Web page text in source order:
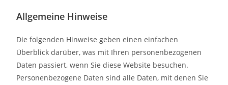
Allgemeine Hinweise
Die folgenden Hinweise geben einen einfachen
Überblick darüber, was mit Ihren personenbezogenen
Daten passiert, wenn Sie diese Website besuchen.
Personenbezogene Daten sind alle Daten, mit denen Sie